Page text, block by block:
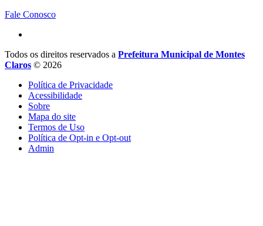
Fale Conosco
Todos os direitos reservados a Prefeitura Municipal de Montes
Claros © 2026
Política de Privacidade
Acessibilidade
Sobre
Mapa do site
Termos de Uso
Política de Opt-in e Opt-out
Admin